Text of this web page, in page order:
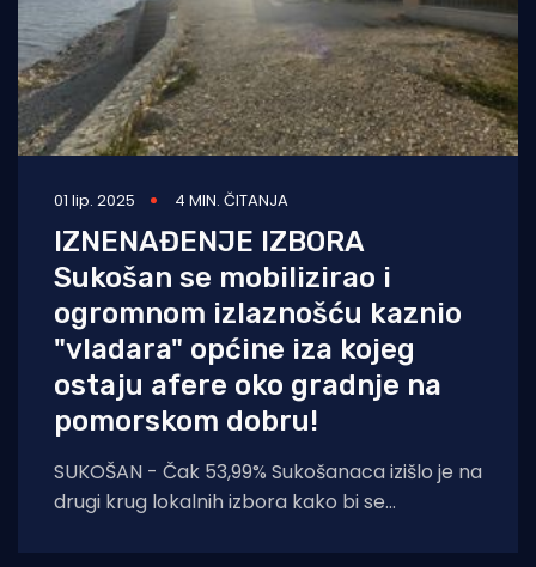
01 lip. 2025 4 MIN. ČITANJA
IZNENAĐENJE IZBORA
Sukošan se mobilizirao i
ogromnom izlaznošću kaznio
"vladara" općine iza kojeg
ostaju afere oko gradnje na
pomorskom dobru!
SUKOŠAN - Čak 53,99% Sukošanaca izišlo je na
drugi krug lokalnih izbora kako bi se